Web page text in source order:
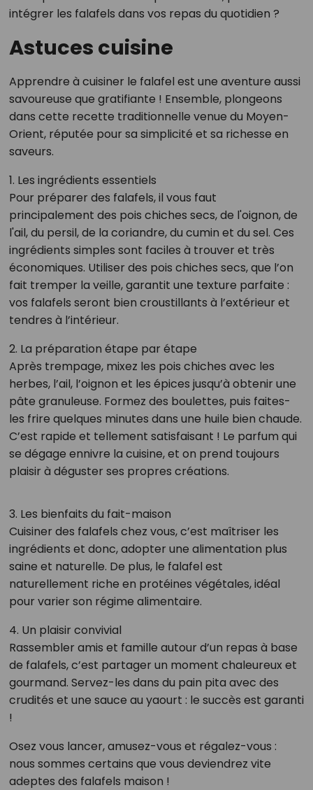
intégrer les falafels dans vos repas du quotidien ?
Astuces cuisine
Apprendre à cuisiner le falafel est une aventure aussi
savoureuse que gratifiante ! Ensemble, plongeons
dans cette recette traditionnelle venue du Moyen-
Orient, réputée pour sa simplicité et sa richesse en
saveurs.
1. Les ingrédients essentiels
Pour préparer des falafels, il vous faut
principalement des pois chiches secs, de l'oignon, de
l'ail, du persil, de la coriandre, du cumin et du sel. Ces
ingrédients simples sont faciles à trouver et très
économiques. Utiliser des pois chiches secs, que l’on
fait tremper la veille, garantit une texture parfaite :
vos falafels seront bien croustillants à l’extérieur et
tendres à l’intérieur.
2. La préparation étape par étape
Après trempage, mixez les pois chiches avec les
herbes, l’ail, l’oignon et les épices jusqu’à obtenir une
pâte granuleuse. Formez des boulettes, puis faites-
les frire quelques minutes dans une huile bien chaude.
C’est rapide et tellement satisfaisant ! Le parfum qui
se dégage ennivre la cuisine, et on prend toujours
plaisir à déguster ses propres créations.
3. Les bienfaits du fait-maison
Cuisiner des falafels chez vous, c’est maîtriser les
ingrédients et donc, adopter une alimentation plus
saine et naturelle. De plus, le falafel est
naturellement riche en protéines végétales, idéal
pour varier son régime alimentaire.
4. Un plaisir convivial
Rassembler amis et famille autour d’un repas à base
de falafels, c’est partager un moment chaleureux et
gourmand. Servez-les dans du pain pita avec des
crudités et une sauce au yaourt : le succès est garanti
!
Osez vous lancer, amusez-vous et régalez-vous :
nous sommes certains que vous deviendrez vite
adeptes des falafels maison !